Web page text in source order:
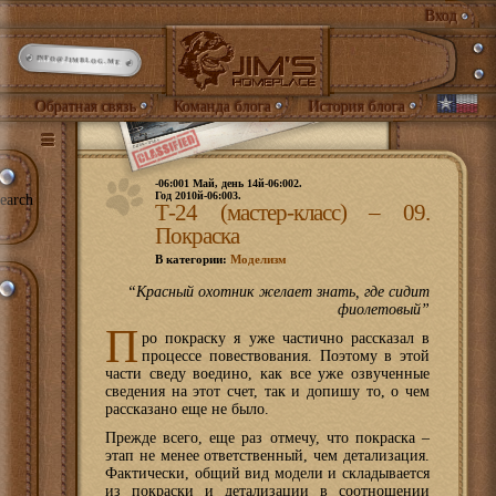
Вход
INFO@JIMBLOG.ME
Обратная связь Команда блога История блога
-06:001 Май, день 14й-06:002.
Год 2010й-06:003.
Т-24 (мастер-класс) – 09.
Покраска
В категории: Моделизм
“Красный охотник желает знать, где сидит
фиолетовый”
П ро покраску я уже частично рассказал в
процессе повествования. Поэтому в этой
части сведу воедино, как все уже озвученные
сведения на этот счет, так и допишу то, о чем
рассказано еще не было.
Прежде всего, еще раз отмечу, что покраска –
этап не менее ответственный, чем детализация.
Фактически, общий вид модели и складывается
из покраски и детализации в соотношении